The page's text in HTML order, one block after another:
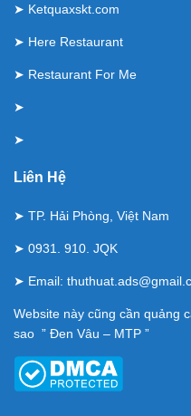
➤ Ketquaxskt.com
➤ Here Restaurant
➤ Restaurant For Me
➤
➤
Liên Hệ
➤ TP. Hải Phòng, Việt Nam
➤ 0931. 910. JQK
➤ Email:
Website này cũng cần quảng
sao ” Đen Vâu – MTP ”